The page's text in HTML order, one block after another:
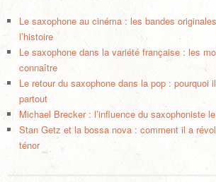
Le saxophone au cinéma : les bandes
l’histoire
Le saxophone dans la variété française : les
connaître
Le retour du saxophone dans la pop : pourquoi
partout
Michael Brecker : l’influence du saxophoniste
Stan Getz et la bossa nova : comment il a
ténor